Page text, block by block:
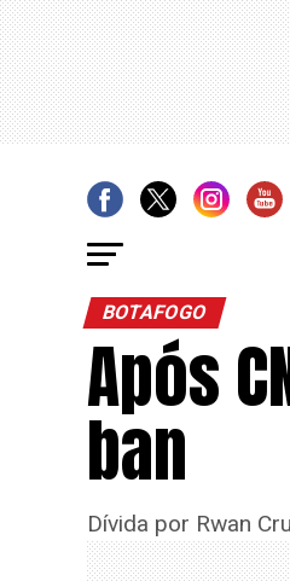
BOTAFOGO
Após
ban
Dívida por Rwan